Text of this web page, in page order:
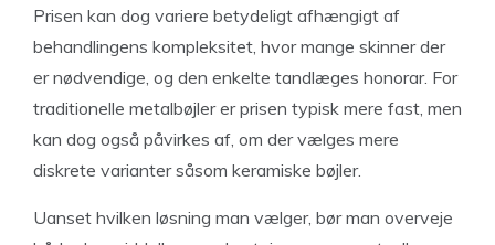
Prisen kan dog variere betydeligt afhængigt af
behandlingens kompleksitet, hvor mange skinner der
er nødvendige, og den enkelte tandlæges honorar. For
traditionelle metalbøjler er prisen typisk mere fast, men
kan dog også påvirkes af, om der vælges mere
diskrete varianter såsom keramiske bøjler.
Uanset hvilken løsning man vælger, bør man overveje